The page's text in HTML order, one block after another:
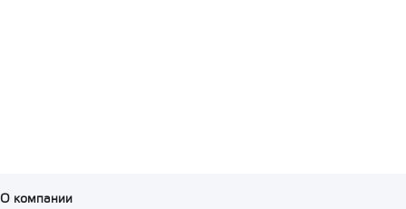
О компании